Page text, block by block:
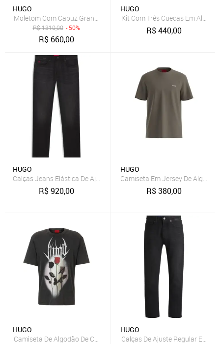
HUGO
Moletom Com Capuz Grande Hugo X Rb Com Motivo De Touro
R$1310,00 - 50%
R$ 660,00
HUGO
Kit Com Três Cuecas Em
R$440,00
HUGO
Calças Jeans Elástica De Ajuste Slim
R$920,00
HUGO
Camiseta Em Jersey De
R$380,00
HUGO
Camiseta De Algodão De Caimento Descontraído Com Estampas
HUGO
Calças De Ajuste Regular Em